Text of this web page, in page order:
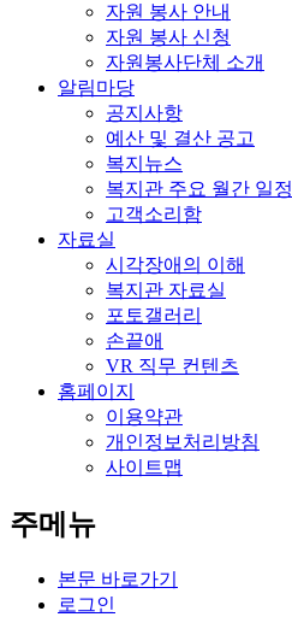
자원 봉사 안내
자원 봉사 신청
자원봉사단체 소개
알림마당
공지사항
예산 및 결산 공고
복지뉴스
복지관 주요 월간 일정
고객소리함
자료실
시각장애의 이해
복지관 자료실
포토갤러리
손끝애
VR 직무 컨텐츠
홈페이지
이용약관
개인정보처리방침
사이트맵
주메뉴
본문 바로가기
로그인